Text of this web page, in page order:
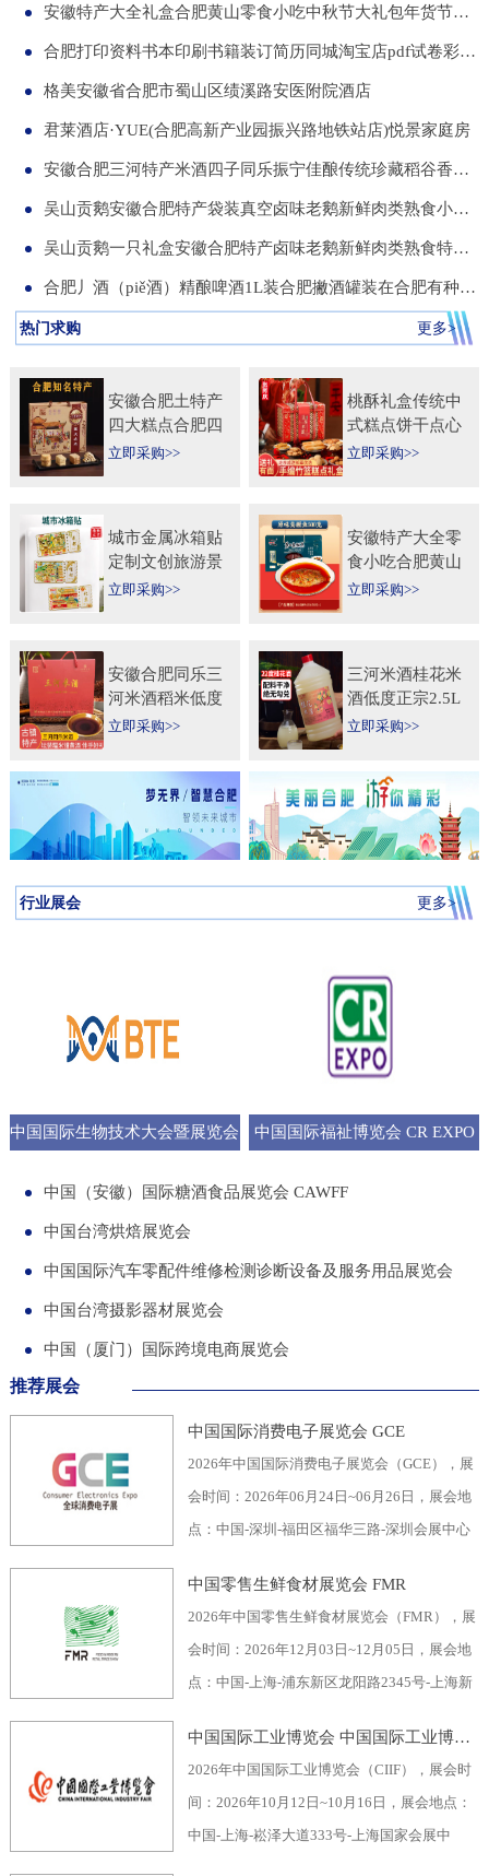
安徽特产大全礼盒合肥黄山零食小吃中秋节大礼包年货节送伴手礼品
合肥打印资料书本印刷书籍装订简历同城淘宝店pdf试卷彩色a34讲义
格美安徽省合肥市蜀山区绩溪路安医附院酒店
君莱酒店·YUE(合肥高新产业园振兴路地铁站店)悦景家庭房
安徽合肥三河特产米酒四子同乐振宁佳酿传统珍藏稻谷香一箱两瓶
吴山贡鹅安徽合肥特产袋装真空卤味老鹅新鲜肉类熟食小吃包河发货
吴山贡鹅一只礼盒安徽合肥特产卤味老鹅新鲜肉类熟食特色小吃包邮
合肥丿酒（piě酒）精酿啤酒1L装合肥撇酒罐装在合肥有种局叫丿酒
热门求购 更多>
安徽合肥土特产
四大糕点合肥四
大名点礼盒零食
立即采购>>
桃酥礼盒传统中
式糕点饼干点心
特产食品伴手礼
立即采购>>
城市金属冰箱贴
定制文创旅游景
区纪念礼品定做
立即采购>>
安徽特产大全零
食小吃合肥黄山
烧饼糕点臭鳜鱼
立即采购>>
安徽合肥同乐三
河米酒稻米低度
甜黄酒坛装
送礼自饮
立即采购>>
三河米酒桂花米
酒低度正宗2.5L
桶纯手工安徽糯
立即采购>>
行业展会 更多>
中国国际生物技术大会暨展览会 中国国际福祉博览会 CR EXPO
中国（安徽）国际糖酒食品展览会 CAWFF
中国台湾烘焙展览会
中国国际汽车零配件维修检测诊断设备及服务用品展览会
中国台湾摄影器材展览会
中国（厦门）国际跨境电商展览会
推荐展会
中国国际消费电子展览会 GCE
2026年中国国际消费电子展览会（GCE），展
会时间：2026年06月24日~06月26日，展会地
点：中国-深圳-福田区福华三路-深圳会展中心
深圳振华展览有限公司，举办周期：一年一
届，展会面积：40000平米，参展观众：60000
人，参展商数量及参展品牌达到400家。2026
全球消费电子展暨深圳国际消费电子展览
会“GCE”，致力于为全球消费电子生产企业、
中国零售生鲜食材展览会 FMR
2026年中国零售生鲜食材展览会（FMR），展
会时间：2026年12月03日~12月05日，展会地
点：中国-上海-浦东新区龙阳路2345号-上海新
企业协会自有品牌专业委员会，举办周期：一
年一届，展会面积：70000平米，参展观众：
30000人，参展商数量及参展品牌达到1500
家。中国零售生鲜食材展览会FMR（国际生鲜
中国国际工业博览会 中国国际工业博览会 CIIF
2026年中国国际工业博览会（CIIF），展会时
间：2026年10月12日~10月16日，展会地点：
中国-上海-崧泽大道333号-上海国家会展中